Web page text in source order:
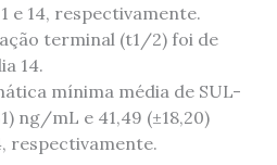
e 14, respectivamente.
terminal (t1/2) foi de
14.
mínima média de SUL-
ng/mL e 41,49 (±18,20)
respectivamente.